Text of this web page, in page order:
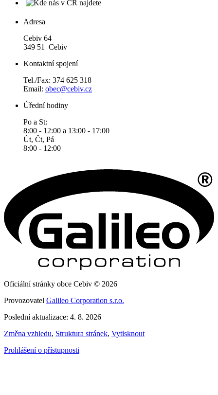
Adresa
Cebiv 64
349 51 Cebiv
Kontaktní spojení
Tel./Fax: 374 625 318
Email: obec@cebiv.cz
Úřední hodiny
Po a St:
8:00 - 12:00 a 13:00 - 17:00
Út, Čt, Pá
8:00 - 12:00
Oficiální stránky obce Cebiv © 2026
Provozovatel Galileo Corporation s.r.o.
Poslední aktualizace: 4. 8. 2026
Změna vzhledu, Struktura stránek, Vytisknout
Prohlášení o přístupnosti